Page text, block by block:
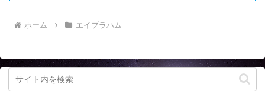
ホーム エイブラハム